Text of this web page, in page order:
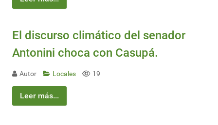
El discurso climático del senador
Antonini choca con Casupá.
Autor Locales 19
Leer más...